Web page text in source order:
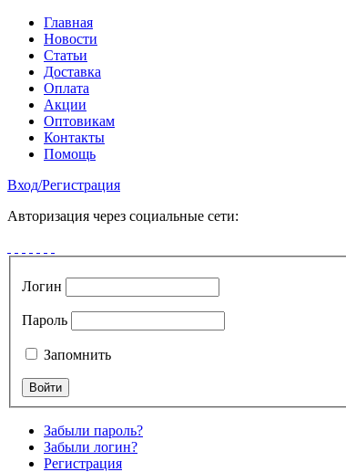
Главная
Новости
Статьи
Доставка
Оплата
Акции
Оптовикам
Контакты
Помощь
Вход/Регистрация
Авторизация через социальные сети:
Логин
Пароль
Запомнить
Забыли пароль?
Забыли логин?
Регистрация